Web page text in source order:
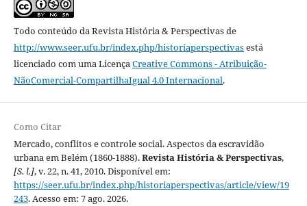
Todo conteúdo da Revista História & Perspectivasde
http://www.seer.ufu.br/index.php/historiaperspectivasestá
licenciado com uma LicençaCreative Commons - Atribuição-
NãoComercial-CompartilhaIgual 4.0 Internacional.
Como Citar
Mercado, conflitos e controle social. Aspectos da escravidão
urbana em Belém (1860-1888).Revista História & Perspectivas,
[S. l.], v. 22, n. 41, 2010. Disponível em:
https://seer.ufu.br/index.php/historiaperspectivas/article/view/19
243. Acesso em: 7 ago. 2026.